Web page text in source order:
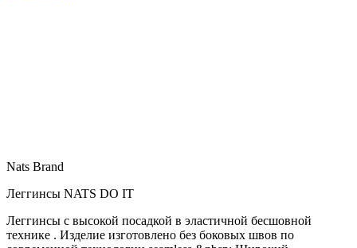
Nats Brand
Леггинсы NATS DO IT
Леггинсы с высокой посадкой в эластичной бесшовной
технике . Изделие изготовлено без боковых швов по